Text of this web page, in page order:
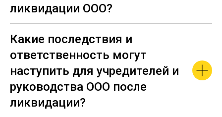
ликвидации ООО?
Какие последствия и
ответственность могут
наступить для учредителей и
руководства ООО после
ликвидации?